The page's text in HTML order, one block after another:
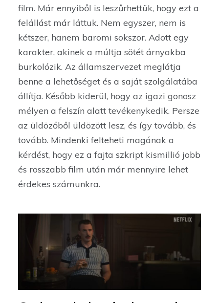
film. Már ennyiből is leszűrhettük, hogy ezt a
felállást már láttuk. Nem egyszer, nem is
kétszer, hanem baromi sokszor. Adott egy
karakter, akinek a múltja sötét árnyakba
burkolózik. Az államszervezet meglátja
benne a lehetőséget és a saját szolgálatába
állítja. Később kiderül, hogy az igazi gonosz
mélyen a felszín alatt tevékenykedik. Persze
az üldözőből üldözött lesz, és így tovább, és
tovább. Mindenki felteheti magának a
kérdést, hogy ez a fajta szkript kismillió jobb
és rosszabb film után már mennyire lehet
érdekes számunkra.